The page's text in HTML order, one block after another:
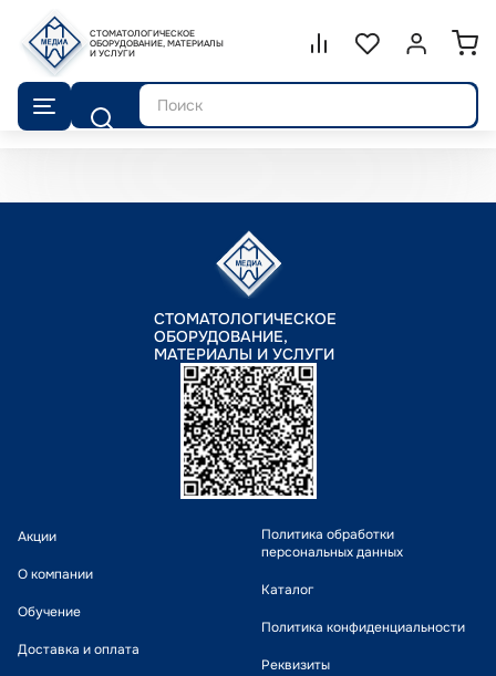
СТОМАТОЛОГИЧЕСКОЕ
ОБОРУДОВАНИЕ, МАТЕРИАЛЫ
И УСЛУГИ
Сравнение.
СписокВойти или
Поиск
СТОМАТОЛОГИЧЕСКОЕ
ОБОРУДОВАНИЕ,
МАТЕРИАЛЫ И УСЛУГИ
Акции
О компании
Обучение
Доставка и оплата
Политика обработки
персональных данных
Каталог
Политика конфиденциальности
Реквизиты